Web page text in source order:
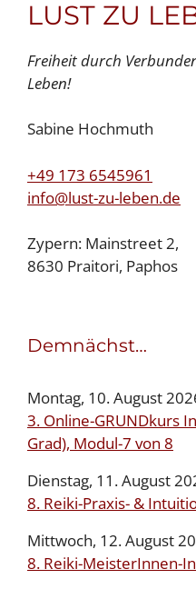
LUST ZU
Freiheit durch
Leben!
Sabine Hochmuth
+49 173 6545961
info@lust-zu-leben.de
Zypern: Mainstreet 2,
8630 Praitori, Paphos
Demnächst…
Montag, 10. August
3. Online-GRUNDkurs
Grad), Modul-7 von 8
Dienstag, 11. August
8. Reiki-Praxis- &
Mittwoch, 12. August
8. Reiki-MeisterInnen-